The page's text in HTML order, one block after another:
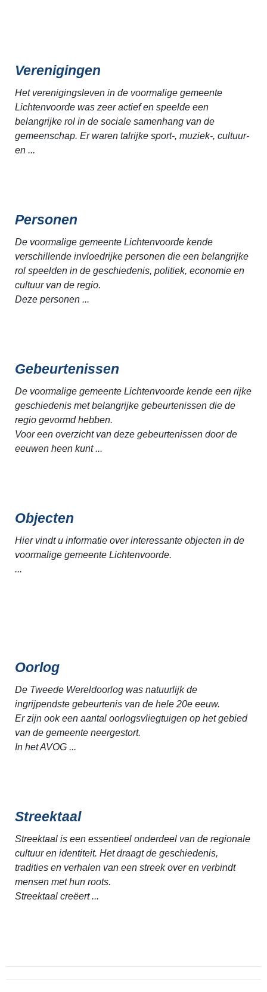
Verenigingen
Het verenigingsleven in de voormalige gemeente
Lichtenvoorde was zeer actief en speelde een
belangrijke rol in de sociale samenhang van de
gemeenschap. Er waren talrijke sport-, muziek-, cultuur-
en ...
Personen
De voormalige gemeente Lichtenvoorde kende
verschillende invloedrijke personen die een belangrijke
rol speelden in de geschiedenis, politiek, economie en
cultuur van de regio.
Deze personen ...
Gebeurtenissen
De voormalige gemeente Lichtenvoorde kende een rijke
geschiedenis met belangrijke gebeurtenissen die de
regio gevormd hebben.
Voor een overzicht van deze gebeurtenissen door de
eeuwen heen kunt ...
Objecten
Hier vindt u informatie over interessante objecten in de
voormalige gemeente Lichtenvoorde.
...
Oorlog
De Tweede Wereldoorlog was natuurlijk de
ingrijpendste gebeurtenis van de hele 20e eeuw.
Er zijn ook een aantal oorlogsvliegtuigen op het gebied
van de gemeente neergestort.
In het AVOG ...
Streektaal
Streektaal is een essentieel onderdeel van de regionale
cultuur en identiteit. Het draagt de geschiedenis,
tradities en verhalen van een streek over en verbindt
mensen met hun roots.
Streektaal creëert ...